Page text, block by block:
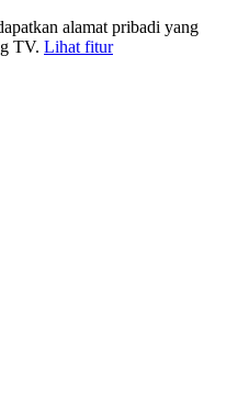
alamat pribadi yang
TV. Lihat fitur